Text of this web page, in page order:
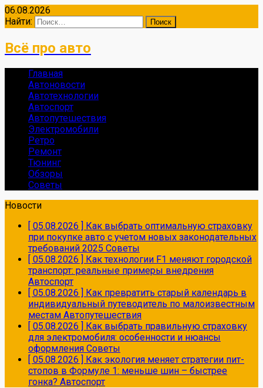
06.08.2026
Найти:
Всё про авто
Главная
Автоновости
Автотехнологии
Автоспорт
Автопутешествия
Электромобили
Ретро
Ремонт
Тюнинг
Обзоры
Советы
Новости
[ 05.08.2026 ] Как выбрать оптимальную страховку
при покупке авто с учетом новых законодательных
требований 2025 Советы
[ 05.08.2026 ] Как технологии F1 меняют городской
транспорт: реальные примеры внедрения
Автоспорт
[ 05.08.2026 ] Как превратить старый календарь в
индивидуальный путеводитель по малоизвестным
местам Автопутешествия
[ 05.08.2026 ] Как выбрать правильную страховку
для электромобиля: особенности и нюансы
оформления Советы
[ 05.08.2026 ] Как экология меняет стратегии пит-
стопов в Формуле 1: меньше шин – быстрее
гонка? Автоспорт